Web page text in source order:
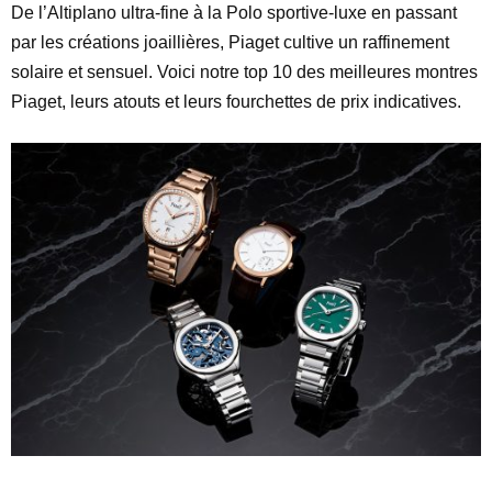
De l’Altiplano ultra-fine à la Polo sportive-luxe en passant
par les créations joaillières, Piaget cultive un raffinement
solaire et sensuel. Voici notre top 10 des meilleures montres
Piaget, leurs atouts et leurs fourchettes de prix indicatives.